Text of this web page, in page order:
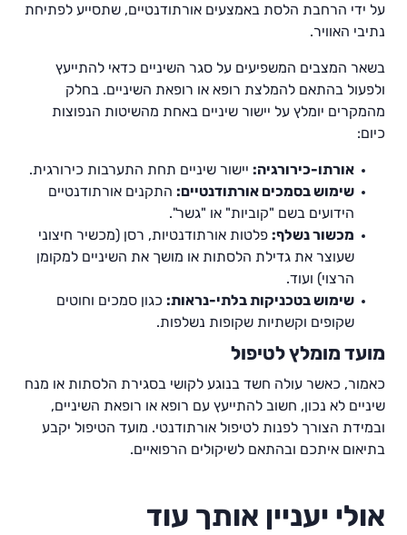
על ידי הרחבת הלסת באמצעים אורתודנטיים, שתסייע לפתיחת
נתיבי האוויר.
בשאר המצבים המשפיעים על סגר השיניים כדאי להתייעץ
ולפעול בהתאם להמלצת רופא או רופאת השיניים. בחלק
מהמקרים יומלץ על יישור שיניים באחת מהשיטות הנפוצות
כיום:
אורתו-כירורגיה: יישור שיניים תחת התערבות כירורגית.
שימוש בסמכים אורתודנטיים: התקנים אורתודנטיים
הידועים בשם "קוביות" או "גשר".
מכשור נשלף: פלטות אורתודנטיות, רסן (מכשיר חיצוני
שעוצר את גדילת הלסתות או מושך את השיניים למקומן
הרצוי) ועוד.
שימוש בטכניקות בלתי-נראות: כגון סמכים וחוטים
שקופים וקשתיות שקופות נשלפות.
מועד מומלץ לטיפול
כאמור, כאשר עולה חשד בנוגע לקושי בסגירת הלסתות או מנח
שיניים לא נכון, חשוב להתייעץ עם רופא או רופאת השיניים,
ובמידת הצורך לפנות לטיפול אורתודנטי. מועד הטיפול יקבע
בתיאום איתכם ובהתאם לשיקולים הרפואיים.
אולי יעניין אותך עוד